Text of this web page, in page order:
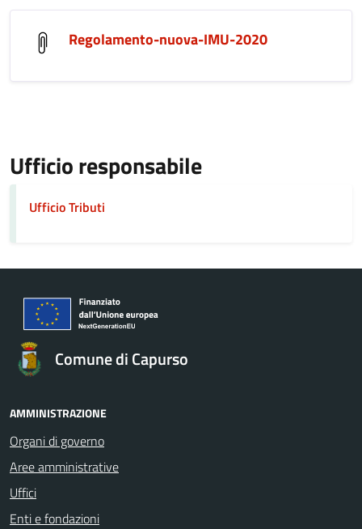
Regolamento-nuova-IMU-2020
Ufficio responsabile
Ufficio Tributi
Comune di Capurso
AMMINISTRAZIONE
Organi di governo
Aree amministrative
Uffici
Enti e fondazioni